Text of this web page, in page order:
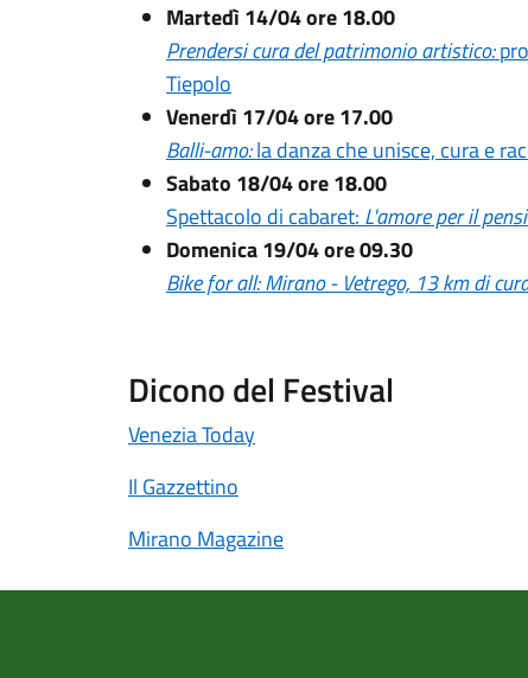
Martedì 14/04 ore 18.00
Prendersi cura del patrimonio artistico:
Tiepolo
Venerdì 17/04 ore 17.00
Balli-amo:la danza che unisce, cura e
Sabato 18/04 ore 18.00
Spettacolo di cabaret: L'amore per il
Domenica 19/04 ore 09.30
Bike for all: Mirano - Vetrego, 13 km di
Dicono del Festival
Venezia Today
Il Gazzettino
Mirano Magazine